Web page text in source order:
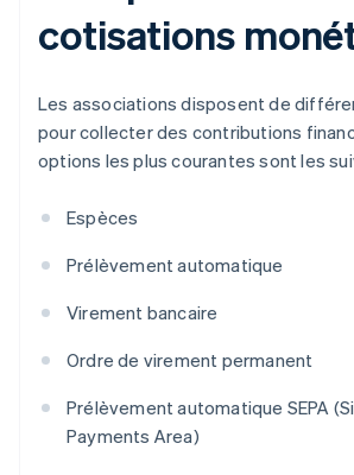
cotisations
Les associations disposent de
pour collecter des contributions
options les plus courantes sont les
Espèces
Prélèvement automatique
Virement bancaire
Ordre de virement permanent
Prélèvement automatique SEPA
Payments Area)